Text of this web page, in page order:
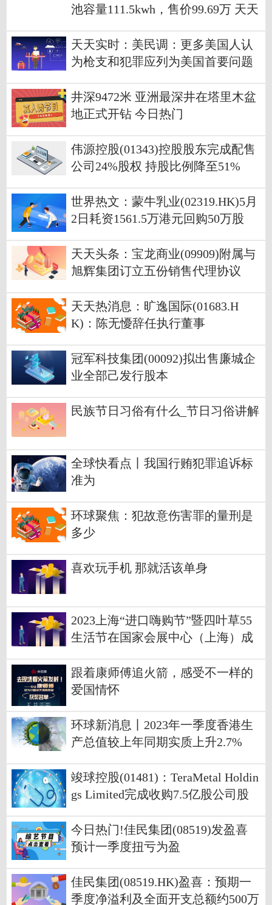
池容量111.5kwh，售价99.69万 天天
天天实时：美民调：更多美国人认
为枪支和犯罪应列为美国首要问题
井深9472米 亚洲最深井在塔里木盆
地正式开钻 今日热门
伟源控股(01343)控股股东完成配售
公司24%股权 持股比例降至51%
世界热文：蒙牛乳业(02319.HK)5月
2日耗资1561.5万港元回购50万股
天天头条：宝龙商业(09909)附属与
旭辉集团订立五份销售代理协议
天天热消息：旷逸国际(01683.H
K)：陈无懮辞任执行董事
冠军科技集团(00092)拟出售廉城企
业全部己发行股本
民族节日习俗有什么_节日习俗讲解
全球快看点丨我国行贿犯罪追诉标
准为
环球聚焦：犯故意伤害罪的量刑是
多少
喜欢玩手机 那就活该单身
2023上海“进口嗨购节”暨四叶草55
生活节在国家会展中心（上海）成
跟着康师傅追火箭，感受不一样的
爱国情怀
环球新消息丨2023年一季度香港生
产总值较上年同期实质上升2.7%
竣球控股(01481)：TeraMetal Holdin
gs Limited完成收购7.5亿股公司股
今日热门!佳民集团(08519)发盈喜
预计一季度扭亏为盈
佳民集团(08519.HK)盈喜：预期一
季度净溢利及全面开支总额约500万